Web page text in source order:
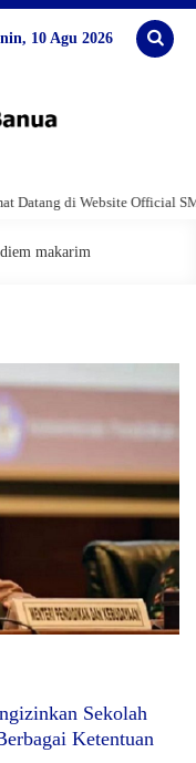
10 Agu 2026
di Website Official SMK
makarim
Sekolah
Ketentuan